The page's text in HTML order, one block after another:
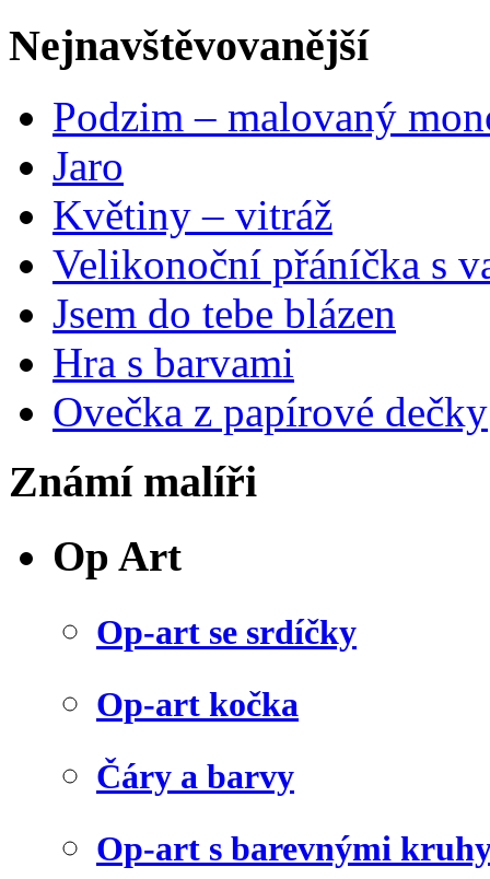
Nejnavštěvovanější
Podzim – malovaný
Jaro
Květiny – vitráž
Velikonoční přáníčka s
Jsem do tebe blázen
Hra s barvami
Ovečka z papírové dečky
Známí malíři
Op Art
Op-art se srdíčky
Op-art kočka
Čáry a barvy
Op-art s barevnými